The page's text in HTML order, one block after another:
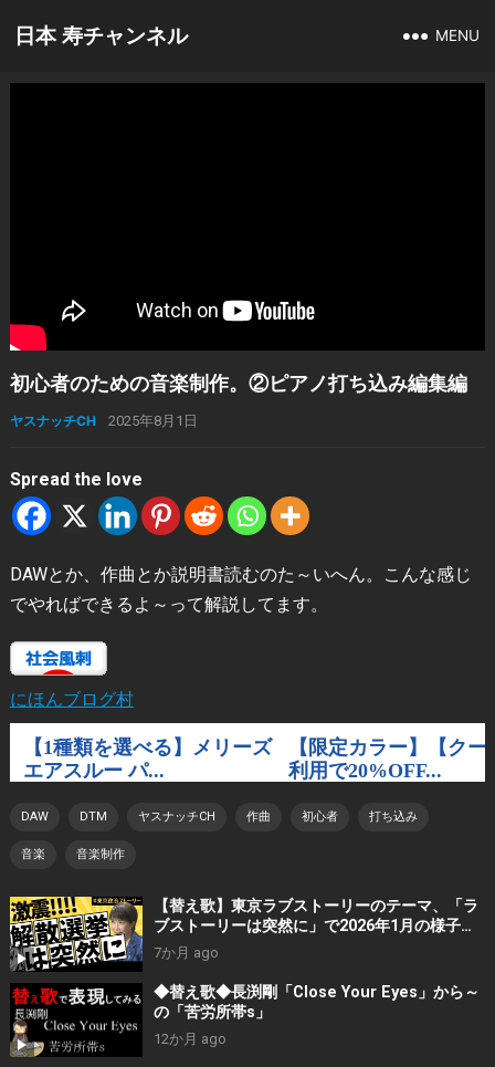
日本 寿チャンネル MENU
初心者のための音楽制作。②ピアノ打ち込み編集編
ヤスナッチCH 2025年8月1日
Spread the love
DAWとか、作曲とか説明書読むのた～いへん。こんな感じ
でやればできるよ～って解説してます。
にほんブログ村
DAW DTM ヤスナッチCH 作曲 初心者 打ち込み
音楽 音楽制作
【替え歌】東京ラブストーリーのテーマ、「ラ
ブストーリーは突然に」で2026年1月の様子を
歌ってみました。
7か月 ago
◆替え歌◆長渕剛「Close Your Eyes」から～
の「苦労所帯s」
12か月 ago